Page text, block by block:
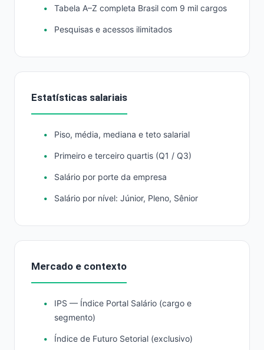
Tabela A–Z completa Brasil com 9 mil cargos
Pesquisas e acessos ilimitados
Estatísticas salariais
Piso, média, mediana e teto salarial
Primeiro e terceiro quartis (Q1 / Q3)
Salário por porte da empresa
Salário por nível: Júnior, Pleno, Sênior
Mercado e contexto
IPS — Índice Portal Salário (cargo e
segmento)
Índice de Futuro Setorial (exclusivo)